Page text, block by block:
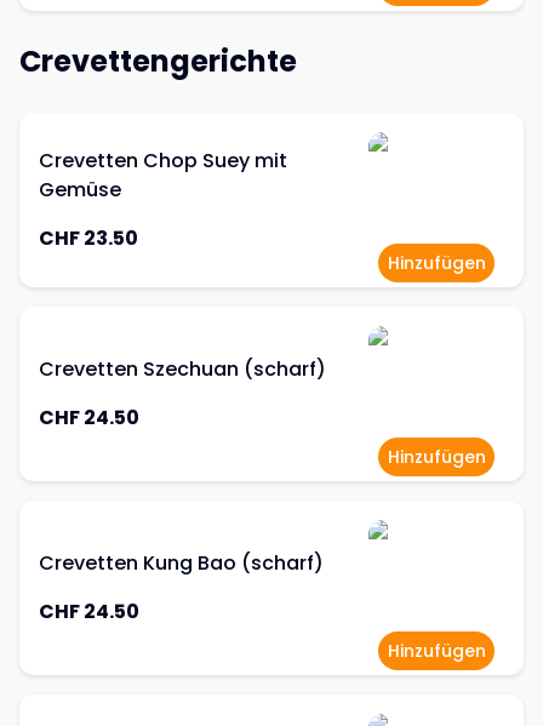
Crevettengerichte
Crevetten Chop Suey mit
Gemüse
CHF 23.50
Hinzufügen
Crevetten Szechuan (scharf)
CHF 24.50
Hinzufügen
Crevetten Kung Bao (scharf)
CHF 24.50
Hinzufügen